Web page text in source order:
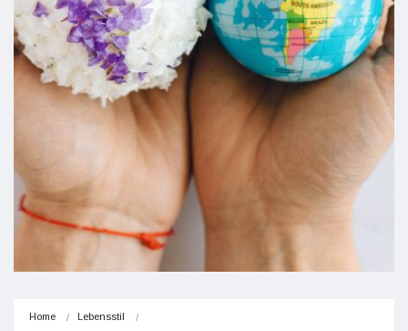
Home Lebensstil